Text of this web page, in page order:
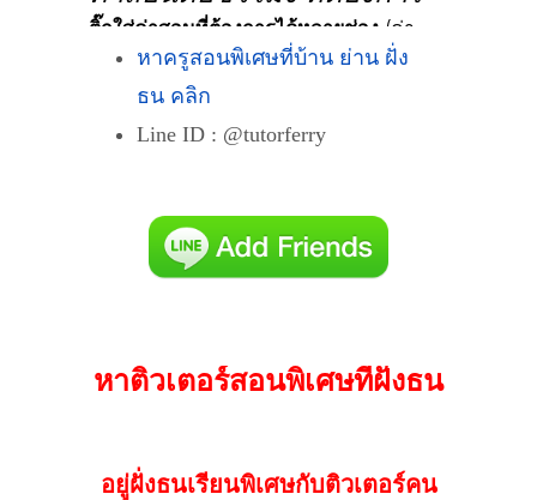
หาครูสอนพิเศษที่บ้าน ย่าน ฝั่ง
ธน คลิก
Line ID : @tutorferry
หาติวเตอร์สอนพิเศษที่ฝั่งธน
อยู่ฝั่งธนเรียนพิเศษกับติวเตอร์คน